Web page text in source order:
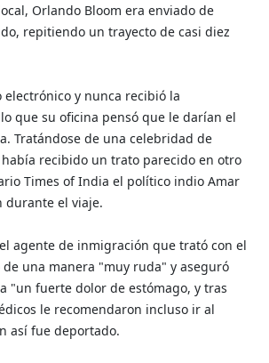
Orlando Bloom era enviado de
repitiendo un trayecto de casi diez
electrónico y nunca recibió la
que su oficina pensó que le darían el
Tratándose de una celebridad de
recibido un trato parecido en otro
Times of India el político indio Amar
durante el viaje.
agente de inmigración que trató con el
una manera "muy ruda" y aseguró
"un fuerte dolor de estómago, y tras
le recomendaron incluso ir al
así fue deportado.